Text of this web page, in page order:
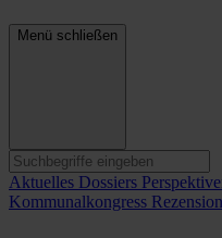
Menü schließen
Aktuelles Dossiers
Kommunalkongress